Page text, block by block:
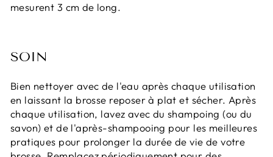
mesurent 3 cm de long.
SOIN
Bien nettoyer avec de l'eau après chaque utilisation
en laissant la brosse reposer à plat et sécher. Après
chaque utilisation, lavez avec du shampoing (ou du
savon) et de l'après-shampooing pour les meilleures
pratiques pour prolonger la durée de vie de votre